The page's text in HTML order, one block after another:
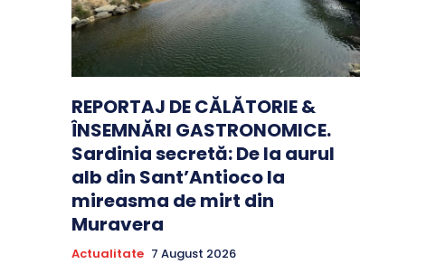
REPORTAJ DE CĂLĂTORIE &
ÎNSEMNĂRI GASTRONOMICE.
Sardinia secretă: De la aurul
alb din Sant’Antioco la
mireasma de mirt din
Muravera
Actualitate 7 August 2026